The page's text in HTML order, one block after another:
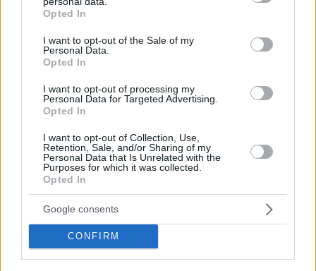
grant or deny consent to Google and its third-party tags to
use your data for below specified purposes in below Google
consent section.
Opted In
I want to opt-out of the Sale of my
Personal Data.
Opted In
I want to opt-out of processing my
Personal Data for Targeted Advertising.
Opted In
I want to opt-out of Collection, Use,
Retention, Sale, and/or Sharing of my
Personal Data that Is Unrelated with the
Purposes for which it was collected.
Opted In
Google consents
CONFIRM
περιμένατε να δείχνει νεκρά τα παιδιά..
ΑΠΑΝΤΗΣΗ
19.06.2025, 16:06
Ο κάθε ενας αντιδρά με το δικό του τρόπο στην
και ρατσιστής!!
ΑΠΑΝΤΗΣΗ
@
19.06.2025, 23:36
Τι σχέση έχει ο ρατσισμός, άνθρωπέ μου;
Ανέφερα εγώ κάτι για την εθνικότητά του;
Χρειάζεται βοήθεια αυτός ο άνθρωπος.